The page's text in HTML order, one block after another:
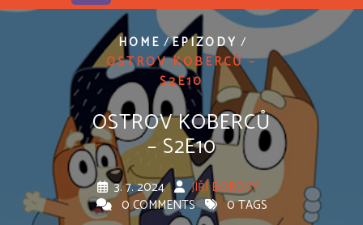
HOME /EPIZODY /
OSTROV KOBERCŮ –
S2E10
OSTROV KOBERCŮ
– S2E10
3. 7. 2024
JIŘÍ BOROVÝ
0 COMMENTS
0 TAGS